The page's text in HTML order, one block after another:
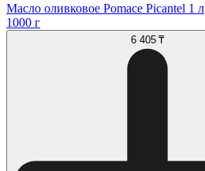
Масло оливковое Pomace Picantel 1 л
1000 г
6 405 ₸